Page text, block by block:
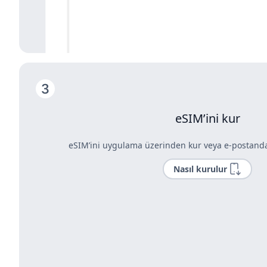
eSIM’ini kur
eSIM’ini uygulama üzerinden kur veya e-
Nasıl kurulur